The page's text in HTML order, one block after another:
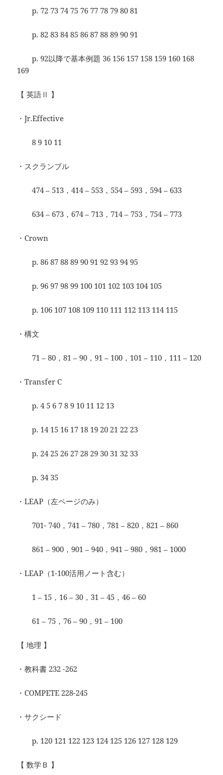
p. 72 73 74 75 76 77 78 79 80 81
p. 82 83 84 85 86 87 88 89 90 91
p. 92以降で基本例題 36 156 157 158 159 160 168
169
【 英語Ⅱ 】
・Jr.Effective
8 9 10 11
・スクランブル
474 – 513，414 – 553，554 – 593，594 – 633
634 – 673，674 – 713，714 – 753，754 – 773
・Crown
p. 86 87 88 89 90 91 92 93 94 95
p. 96 97 98 99 100 101 102 103 104 105
p. 106 107 108 109 110 111 112 113 114 115
・構文
71 – 80，81 – 90，91 – 100，101 – 110，111 – 120
・Transfer C
p. 4 5 6 7 8 9 10 11 12 13
p. 14 15 16 17 18 19 20 21 22 23
p. 24 25 26 27 28 29 30 31 32 33
p. 34 35
・LEAP（左ページのみ）
701- 740，741 – 780，781 – 820，821 – 860
861 – 900，901 – 940，941 – 980，981 – 1000
・LEAP（1-100活用ノート含む）
1 – 15，16 – 30，31 – 45，46 – 60
61 – 75，76 – 90，91 – 100
【 地理 】
・教科書 232 -262
・COMPETE 228-245
・サクシード
p. 120 121 122 123 124 125 126 127 128 129
【 数学Ｂ 】